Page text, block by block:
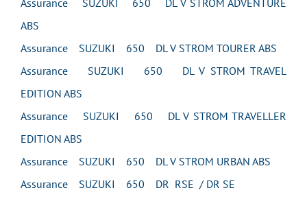
Assurance SUZUKI 650 DL V STROM ADVENTURE
ABS
Assurance SUZUKI 650 DL V STROM TOURER ABS
Assurance SUZUKI 650 DL V STROM TRAVEL
EDITION ABS
Assurance SUZUKI 650 DL V STROM TRAVELLER
EDITION ABS
Assurance SUZUKI 650 DL V STROM URBAN ABS
Assurance SUZUKI 650 DR RSE / DR SE